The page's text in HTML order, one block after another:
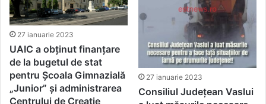
27 ianuarie 2023
UAIC a obținut finanțare
de la bugetul de stat
pentru Școala Gimnazială
„Junior” și administrarea
Centrului de Creație
27 ianuarie 2023
Consiliul Județean Vaslui